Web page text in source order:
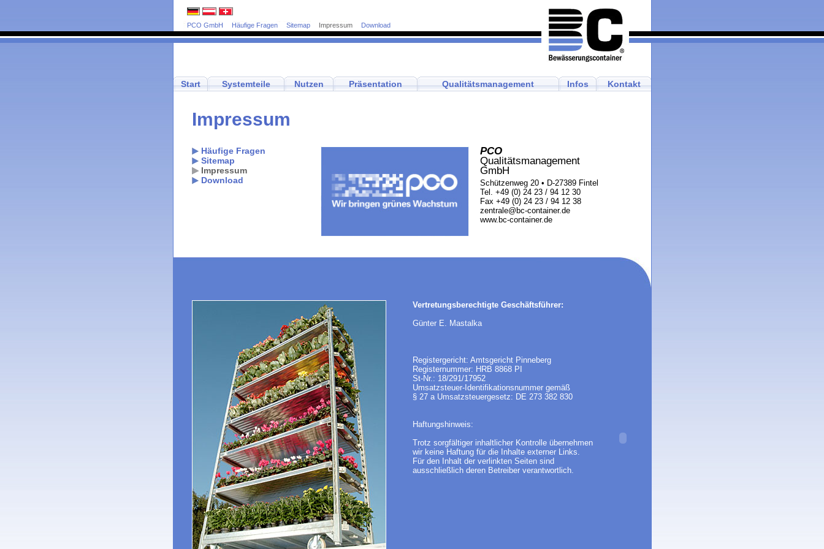
PCO GmbH Häufige Fragen Sitemap Impressum Download
Start Systemteile Nutzen Präsentation Qualitätsmanagement Infos Kontakt
Impressum
Häufige Fragen
Sitemap
Impressum
Download
PCO
Qualitätsmanagement
GmbH
Schützenweg 20 • D-27389 Fintel
Tel. +49 (0) 24 23 / 94 12 30
Fax +49 (0) 24 23 / 94 12 38
zentrale@bc-container.de
www.bc-container.de
Vertretungsberechtigte Geschäftsführer:
Günter E. Mastalka
Registergericht: Amtsgericht Pinneberg
Registernummer: HRB 8868 PI
St-Nr.: 18/291/17952
Umsatzsteuer-Identifikationsnummer gemäß
§ 27 a Umsatzsteuergesetz: DE 273 382 830
Haftungshinweis:
Trotz sorgfältiger inhaltlicher Kontrolle übernehmen
wir keine Haftung für die Inhalte externer Links.
Für den Inhalt der verlinkten Seiten sind
ausschließlich deren Betreiber verantwortlich.